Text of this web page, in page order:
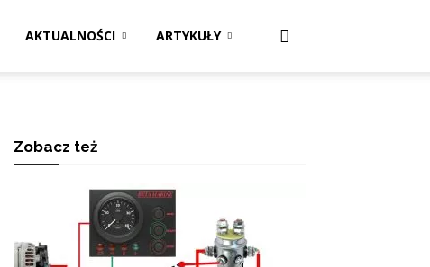
AKTUALNOŚCI ARTYKUŁY
Zobacz też